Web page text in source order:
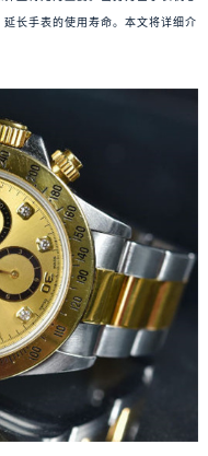
长手表的使用寿命。本文将详细介